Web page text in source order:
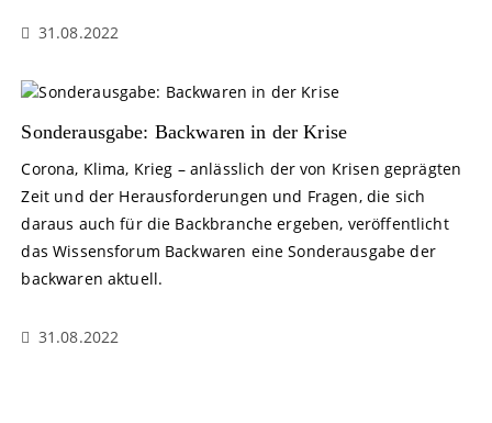
31.08.2022
Sonderausgabe: Backwaren in der Krise
Corona, Klima, Krieg – anlässlich der von Krisen geprägten
Zeit und der Herausforderungen und Fragen, die sich
daraus auch für die Backbranche ergeben, veröffentlicht
das Wissensforum Backwaren eine Sonderausgabe der
backwaren aktuell.
31.08.2022